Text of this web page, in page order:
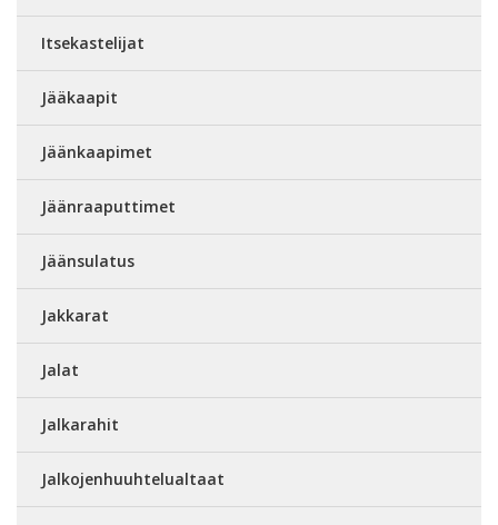
Itsekastelijat
Jääkaapit
Jäänkaapimet
Jäänraaputtimet
Jäänsulatus
Jakkarat
Jalat
Jalkarahit
Jalkojenhuuhtelualtaat